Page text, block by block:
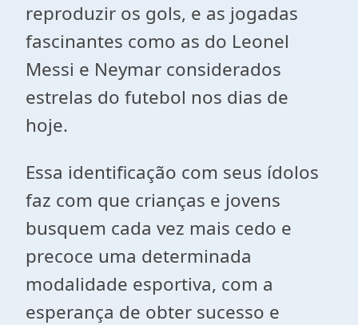
reproduzir os gols, e as jogadas
fascinantes como as do Leonel
Messi e Neymar considerados
estrelas do futebol nos dias de
hoje.
Essa identificação com seus ídolos
faz com que crianças e jovens
busquem cada vez mais cedo e
precoce uma determinada
modalidade esportiva, com a
esperança de obter sucesso e